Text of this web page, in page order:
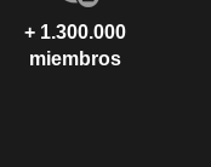
+ 1.300.000
miembros